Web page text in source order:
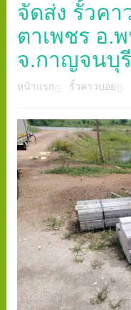
จัดส่ง รั้วค
ตาเพชร อ.
จ.กาญจนบุรี
หน้าแรก รั้วคาวบอย